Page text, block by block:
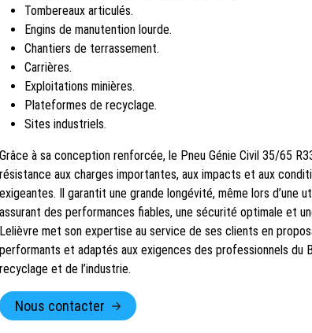
Tombereaux articulés.
Engins de manutention lourde.
Chantiers de terrassement.
Carrières.
Exploitations minières.
Plateformes de recyclage.
Sites industriels.
Grâce à sa conception renforcée, le Pneu Génie Civil 35/65
résistance aux charges importantes, aux impacts et aux
exigeantes. Il garantit une grande longévité, même lors d’une
assurant des performances fiables, une sécurité optimale et
Lelièvre met son expertise au service de ses clients en
performants et adaptés aux exigences des professionnels du
recyclage et de l’industrie.
Nous contacter